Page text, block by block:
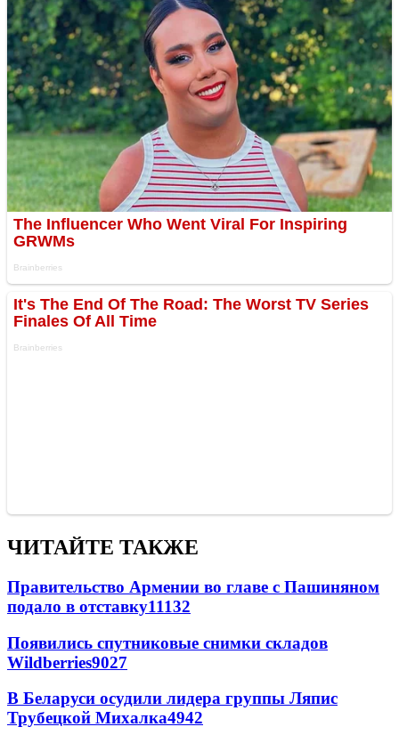
ЧИТАЙТЕ ТАКЖЕ
Правительство Армении во главе с Пашиняном
подало в отставку11132
Появились спутниковые снимки складов
Wildberries9027
В Беларуси осудили лидера группы Ляпис
Трубецкой Михалка4942